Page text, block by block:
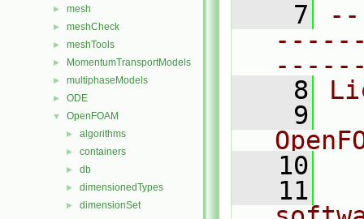
► mesh
► meshCheck
► meshTools
► MomentumTransportModels
► multiphaseModels
► ODE
▼ OpenFOAM
► algorithms
► containers
► db
► dimensionedTypes
► dimensionSet
    7
    8
    9
   10
   11